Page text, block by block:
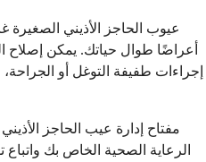
عيوب الحاجز الأذيني الصغيرة
أعراضًا طوال حياتك. يمكن إصلاح
إجراءات طفيفة التوغل أو
مفتاح إدارة عيب الحاجز
الرعاية الصحية الخاص بك واتباع